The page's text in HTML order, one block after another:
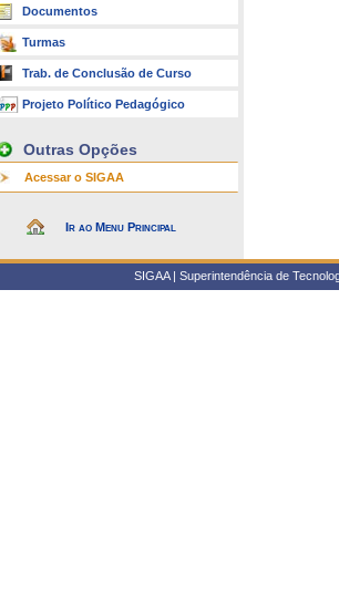
Documentos
Turmas
Trab. de Conclusão de Curso
Projeto Político Pedagógico
Outras Opções
Acessar o SIGAA
Ir ao Menu Principal
SIGAA | Superintendência de